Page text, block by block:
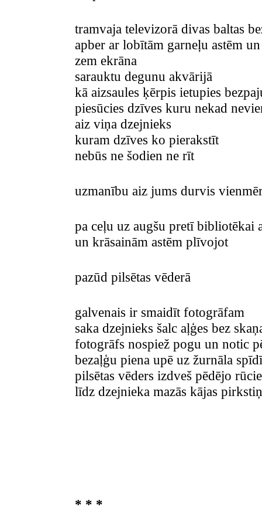
tramvaja televizorā divas baltas
apber ar lobītām garneļu astēm
zem ekrāna
sarauktu degunu akvārijā
kā aizsaules ķērpis ietupies
piesūcies dzīves kuru nekad
aiz viņa dzejnieks
kuram dzīves ko pierakstīt
nebūs ne šodien ne rīt
uzmanību aiz jums durvis
pa ceļu uz augšu pretī bibliotēkai
un krāsainām astēm plīvojot
pazūd pilsētas vēderā
galvenais ir smaidīt fotogrāfam
saka dzejnieks šalc aļģes bez
fotogrāfs nospiež pogu un notic
bezaļģu piena upē uz žurnāla
pilsētas vēders izdveš pēdējo
līdz dzejnieka mazās kājas
* * *